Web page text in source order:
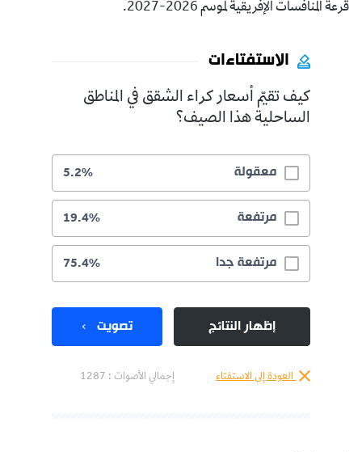
قرعة المنافسات الإفريقية لموسم 2026-2027.
الاستفتاءات
كيف تقيّم أسعار كراء الشقق في المناطق
الساحلية هذا الصيف؟
معقولة 5.2%
مرتفعة 19.4%
مرتفعة جدا 75.4%
إظهار النتائج تصويت
العودة إلى الاستفتاء إجمالي الأصوات : 1287